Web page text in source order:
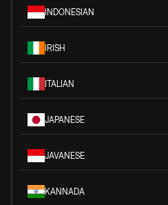
INDONESIAN
IRISH
ITALIAN
JAPANESE
JAVANESE
KANNADA